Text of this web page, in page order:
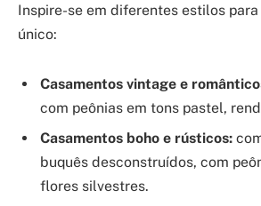
Inspire-se em diferentes estilos
único:
Casamentos vintage e
com peônias em tons pastel,
Casamentos boho e rústicos:
buquês desconstruídos, com
flores silvestres.